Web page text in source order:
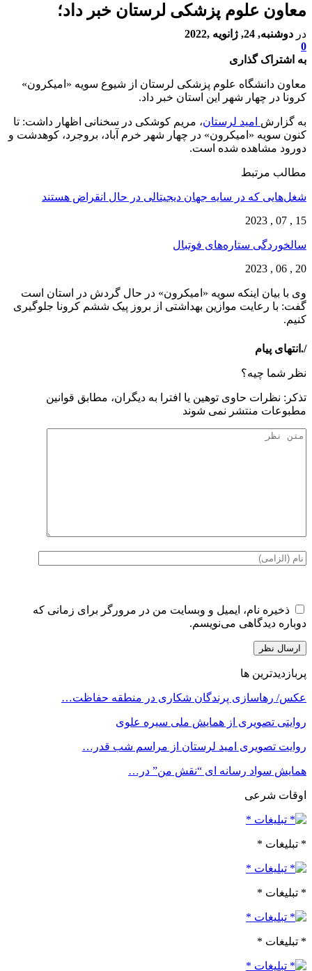
معاون علوم پزشکی لرستان خبر داد؛
در دوشنبه, 24, ژانویه ,2022
0
به اشتراک گذاری
معاون دانشگاه علوم پزشکی لرستان از شیوع سویه «امیکرون»
کرونا در چهار شهر این استان خبر داد.
به گزارش امید لرستان، مریم کوشکی در سخنانی اظهار داشت: تا
کنون سویه «امیکرون» در چهار شهر خرم آباد، بروجرد، کوهدشت و
دورود مشاهده شده است.
مطالب مرتبط
شغل‌‌هایی که در سایه جهان دیجیتالی در حال انقراض هستند
15 , 07 , 2023
سالخوردگی ستاره‌های فوتبال
20 , 06 , 2023
وی با بیان اینکه سویه «امیکرون» در حال گردش در استان است
گفت: با رعایت موازین بهداشتی از بروز پیک ششم کرونا جلوگیری
کنیم.
/.انتهای پیام
نظر شما چیه؟
تذكر: نظرات حاوی توهين يا افترا به ديگران، مطابق قوانين
مطبوعات منتشر نمی شوند
ذخیره نام، ایمیل و وبسایت من در مرورگر برای زمانی که
دوباره دیدگاهی می‌نویسم.
پربازدیدترین ها
عکس/ رهاسازی پرندگان شکاری در منطقه حفاظت…
روایتی تصویری از همایش ملی سیره علوی
روایت تصویری امید لرستان از مراسم شب قدر…
همایش سواد رسانه ای “نقش من” در…
اوقات شرعی
* تبلیغات *
* تبلیغات *
* تبلیغات *